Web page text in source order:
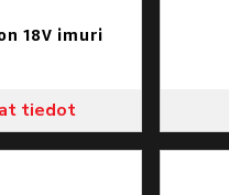
18V imuri
tiedot